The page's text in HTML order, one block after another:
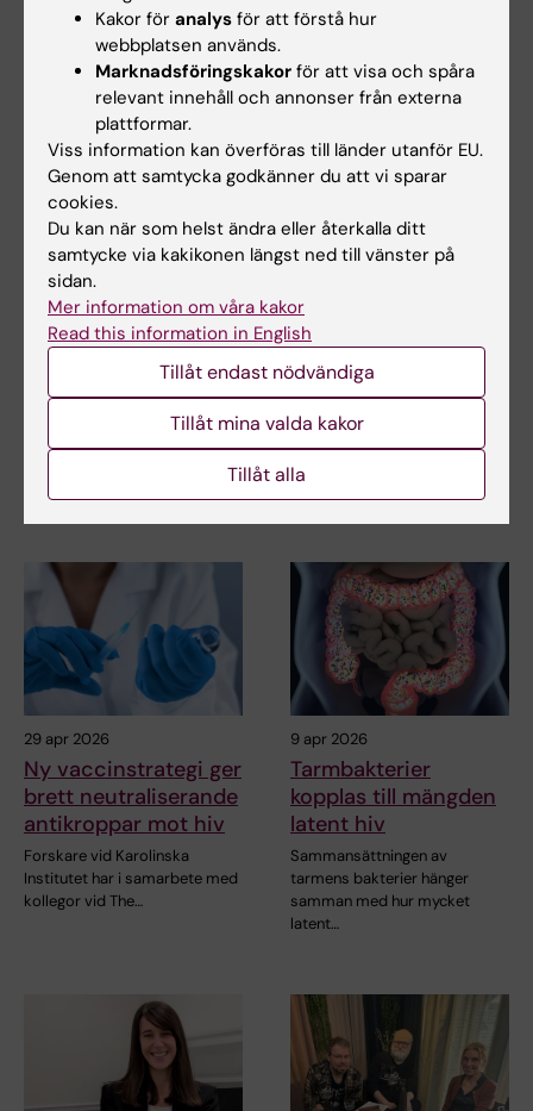
Relaterade artiklar
28 jul 2026
KI-forskare bakom
modekreation som
lyfter utmaningar
När den 26:e internationella
aidskonferensen (AIDS 2026)
öppnar i Rio de…
8 jun 2026
Marcus Buggert
tilldelas Fernströms
pris för yngre
forskare 2026
Docent Marcus Buggert vid
institutionen för medicin,
29 apr 2026
Ny vaccinstrategi ger
brett neutraliserande
antikroppar mot hiv
Forskare vid Karolinska
Institutet har i samarbete med
kollegor vid The…
9 apr 2026
Tarmbakterier
kopplas till mängden
latent hiv
Sammansättningen av
tarmens bakterier hänger
samman med hur mycket
latent…
Kakor för analys för att förstå hur
webbplatsen används.
Marknadsföringskakor för att visa och spåra
relevant innehåll och annonser från externa
plattformar.
Viss information kan överföras till länder utanför EU.
Genom att samtycka godkänner du att vi sparar
cookies.
Du kan när som helst ändra eller återkalla ditt
samtycke via kakikonen längst ned till vänster på
sidan.
Mer information om våra kakor
Read this information in English
Tillåt endast nödvändiga
Tillåt mina valda kakor
Tillåt alla